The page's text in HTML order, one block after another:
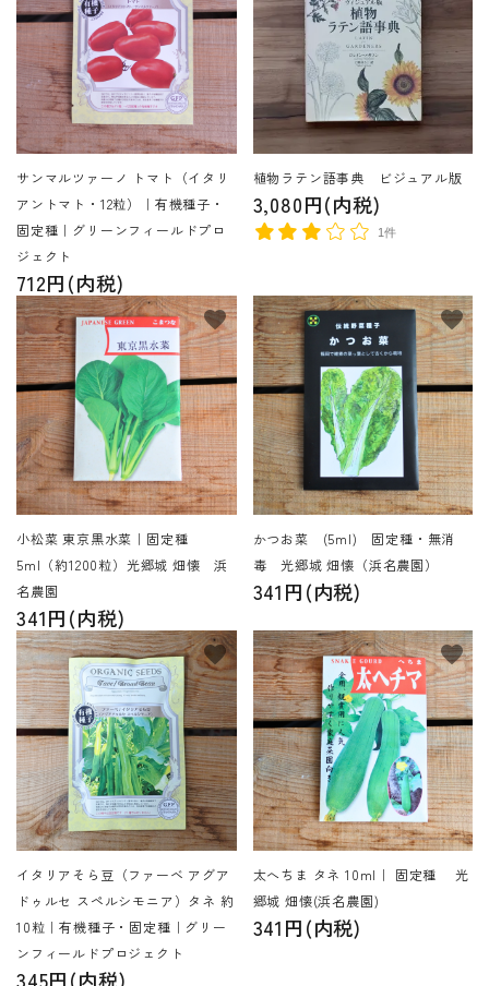
サンマルツァーノ トマト（イタリ
アントマト・12粒）｜有機種子・
固定種｜グリーンフィールドプロ
ジェクト
712円(内税)
植物ラテン語事典 ビジュアル版
3,080円(内税)
1件
小松菜 東京黒水菜｜固定種
5ml（約1200粒）光郷城 畑懐 浜
名農園
341円(内税)
favorite
かつお菜 (5ml) 固定種・無消
毒 光郷城 畑懐（浜名農園）
341円(内税)
favorite
イタリアそら豆（ファーベ アグア
ドゥルセ スペルシモニア）タネ 約
10粒｜有機種子・固定種｜グリー
ンフィールドプロジェクト
345円(内税)
favorite
太へちま タネ 10ml｜ 固定種 光
郷城 畑懐(浜名農園)
341円(内税)
favorite